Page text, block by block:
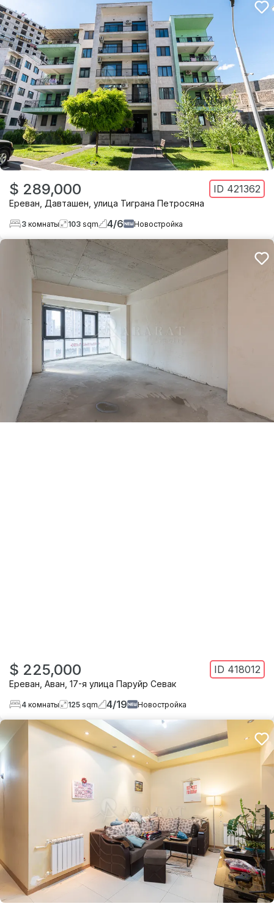
$ 289,000 ID 421362
Ереван Давташен улица Тиграна Петросяна
3 комнаты 103 sqm 4/6 Новостройка
$ 225,000 ID 418012
Ереван Аван 17-я улица Паруйр Севак
4 комнаты 125 sqm 4/19 Новостройка